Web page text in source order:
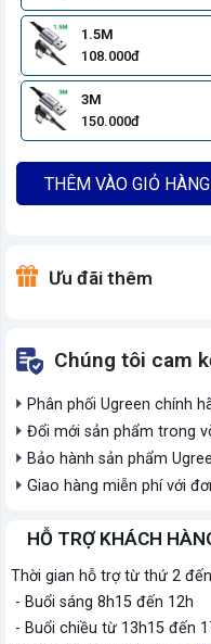
1.5M
108.000đ
3M
150.000đ
THÊM VÀO GIỎ HÀNG
Ưu đãi thêm
Chúng tôi cam
Phân phối Ugreen chính
Đổi mới sản phẩm trong
Bảo hành sản phẩm
Giao hàng miễn phí với
HỖ TRỢ KHÁCH
Thời gian hỗ trợ từ thứ 2
- Buổi sáng 8h15 đến 12h
- Buổi chiều từ 13h15 đến